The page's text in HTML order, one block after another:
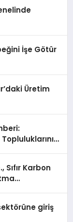
İşe Götür
Üretim
Karbon
giriş